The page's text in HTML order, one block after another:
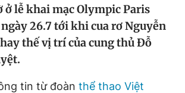
ở lễ khai mạc Olympic Paris
26.7 tới khi cua rơ Nguyễn
thế vị trí của cung thủ Đỗ
tin từ đoàn thể thao Việt